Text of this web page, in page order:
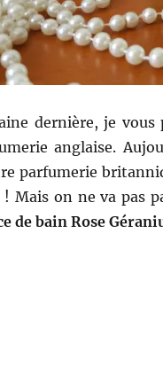
dernière, je
anglaise.
parfumerie
! Mais on ne va pas
de bain Rose